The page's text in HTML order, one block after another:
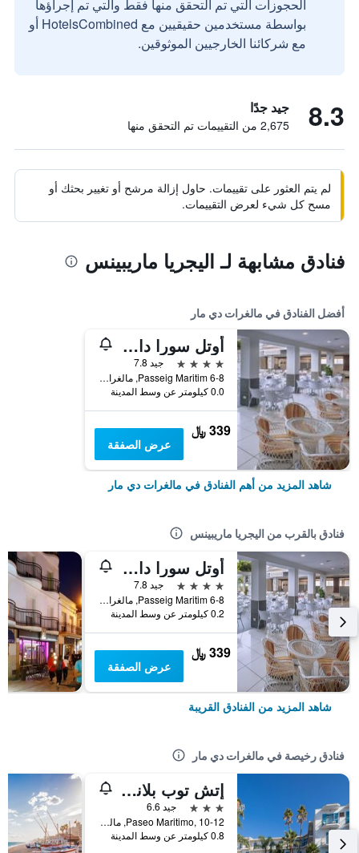
الحجوزات التي تم التحقق منها فقط والتي تم إجراؤها
بواسطة مستخدمين حقيقيين مع HotelsCombined أو
مع شركائنا الخارجيين الموثوقين.
8.3 جيد جدًا
2,675 من التقييمات تم التحقق منها
لم يتم العثور على تقييمات. حاول إزالة مرشح أو تغيير بحثك أو
مسح كل شيء لعرض التقييمات.
فنادق مشابهة لـ اليجريا ماريبينس
أفضل الفنادق في مالغرات دي مار
أوتل سورا داورادا سبلاس
4 نجوم
جيد 7.8
Passeig Maritim 6-8, مالغرات دي مار, كاتالونيا, أسبانيا
0.0 كيلومتر عن وسط المدينة
339 ﷼
عرض الصفقة
شاهد المزيد من أهم الفنادق في مالغرات دي مار
فنادق بالقرب من اليجريا ماريبينس
أوتل سورا داورادا سبلاس
4 نجوم
جيد 7.8
Passeig Maritim 6-8, مالغرات دي مار, كاتالونيا, أسبانيا
0.2 كيلومتر عن وسط المدينة
339 ﷼
عرض الصفقة
شاهد المزيد من الفنادق القريبة
فنادق رخيصة في مالغرات دي مار
إتش توب بلانامار
3 نجوم
جيد 6.6
Paseo Maritimo, 10-12, مالغرات دي مار, كاتالونيا, أسبانيا
0.8 كيلومتر عن وسط المدينة